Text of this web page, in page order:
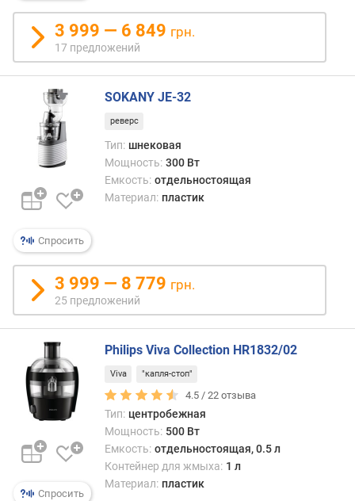
3 999 — 6 849 грн.
17 предложений
Спросить
SOKANY JE-32
реверс
Тип: шнековая
Мощность: 300 Вт
Емкость: отдельностоящая
Материал: пластик
3 999 — 8 779 грн.
25 предложений
Спросить
Philips Viva Collection HR1832/02
Viva "капля-стоп"
4.5 /22 отзыва
Тип: центробежная
Мощность: 500 Вт
Емкость: отдельностоящая, 0.5 л
Контейнер для жмыха: 1 л
Материал: пластик